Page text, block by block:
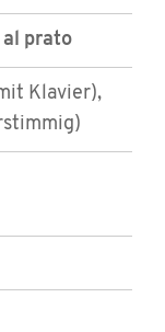
prato
Klavier),